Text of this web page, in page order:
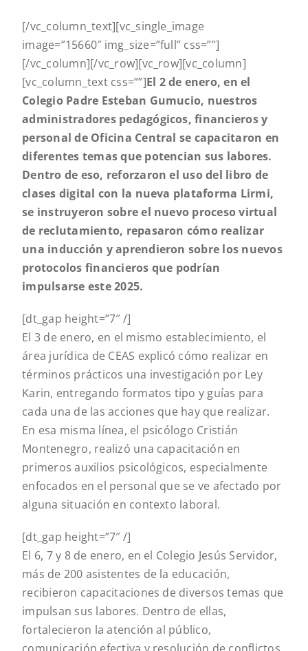
[/vc_column_text][vc_single_image
image=”15660″ img_size=”full” css=””]
[/vc_column][/vc_row][vc_row][vc_column]
[vc_column_text css=””]El 2 de enero, en el
Colegio Padre Esteban Gumucio, nuestros
administradores pedagógicos, financieros y
personal de Oficina Central se capacitaron en
diferentes temas que potencian sus labores.
Dentro de eso, reforzaron el uso del libro de
clases digital con la nueva plataforma Lirmi,
se instruyeron sobre el nuevo proceso virtual
de reclutamiento, repasaron cómo realizar
una inducción y aprendieron sobre los nuevos
protocolos financieros que podrían
impulsarse este 2025.
[dt_gap height=”7″ /]
El 3 de enero, en el mismo establecimiento, el
área jurídica de CEAS explicó cómo realizar en
términos prácticos una investigación por Ley
Karin, entregando formatos tipo y guías para
cada una de las acciones que hay que realizar.
En esa misma línea, el psicólogo Cristián
Montenegro, realizó una capacitación en
primeros auxilios psicológicos, especialmente
enfocados en el personal que se ve afectado por
alguna situación en contexto laboral.
[dt_gap height=”7″ /]
El 6, 7 y 8 de enero, en el Colegio Jesús Servidor,
más de 200 asistentes de la educación,
recibieron capacitaciones de diversos temas que
impulsan sus labores. Dentro de ellas,
fortalecieron la atención al público,